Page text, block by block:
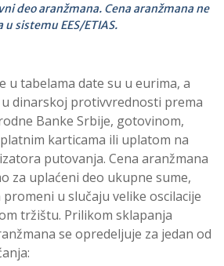
deo aranžmana. Cena aranžmana ne
sistemu EES/ETIAS.
u tabelama date su u eurima, a
dinarskoj protivvrednosti prema
Banke Srbije, gotovinom,
karticama ili uplatom na
putovanja. Cena aranžmana
za uplaćeni deo ukupne sume,
u slučaju velike oscilacije
tržištu. Prilikom sklapanja
se opredeljuje za jedan od